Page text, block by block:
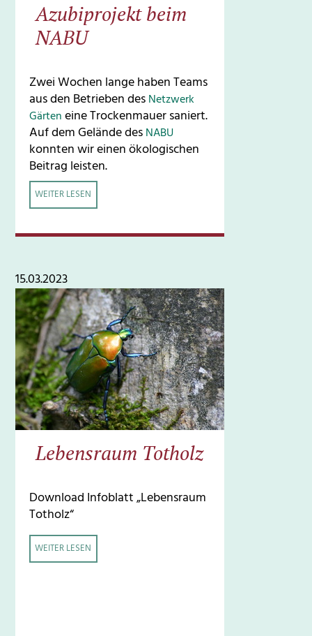
Azubiprojekt beim
NABU
Zwei Wochen lange haben Teams
aus den Betrieben desNetzwerk
Gärteneine Trockenmauer saniert.
Auf dem Gelände desNABU
konnten wir einen ökologischen
Beitrag leisten.
WEITER LESEN
15.03.2023
Lebensraum Totholz
Download Infoblatt „Lebensraum
Totholz“
WEITER LESEN